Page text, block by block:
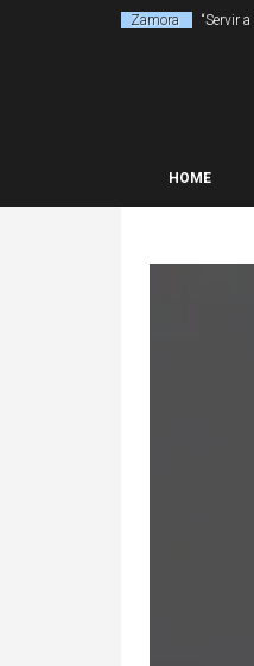
Zamora “Servir
HOME